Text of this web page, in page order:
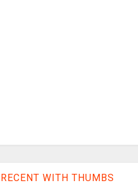
RECENT WITH THUMBS